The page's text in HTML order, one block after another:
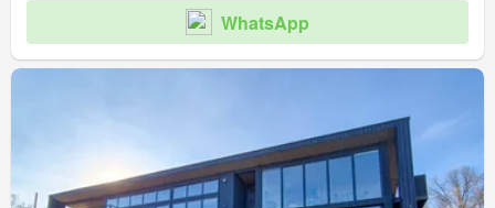
WhatsApp